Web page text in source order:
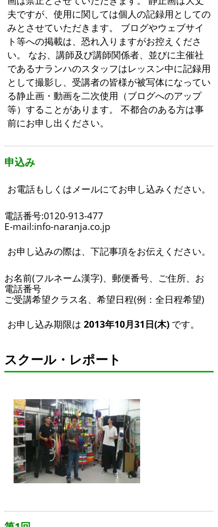
夫ですが、使用に関しては個人の記録用としての
みとさせていただきます。 ブログやウェブサイ
ト等への掲載は、恐れ入りますがお控えくださ
い。 なお、講師及び講師関係者、並びに主催社
であるナランハのスタッフはレッスン中に記録用
として撮影し、受講者の皆様が被写体になってい
る静止画・動画を二次使用（ブログへのアップ
等）することがあります。 不都合のある方は事
前にお申し出ください。
申込み
お電話もしくはメールにてお申し込みください。
電話番号:0120-913-477
E-mail:info-naranja.co.jp
お申し込みの際は、下記事項をお伝えください。
お名前(フルネーム漢字)、郵便番号、ご住所、お
電話番号
ご受講希望クラス名、希望日程(例：全日程希望)
お申し込み期限は 2013年10月31日(木) です。
スクール・レポート